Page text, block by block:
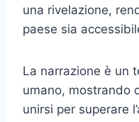
una rivelazione,
paese sia
La narrazione è un
umano, mostrando
unirsi per superare